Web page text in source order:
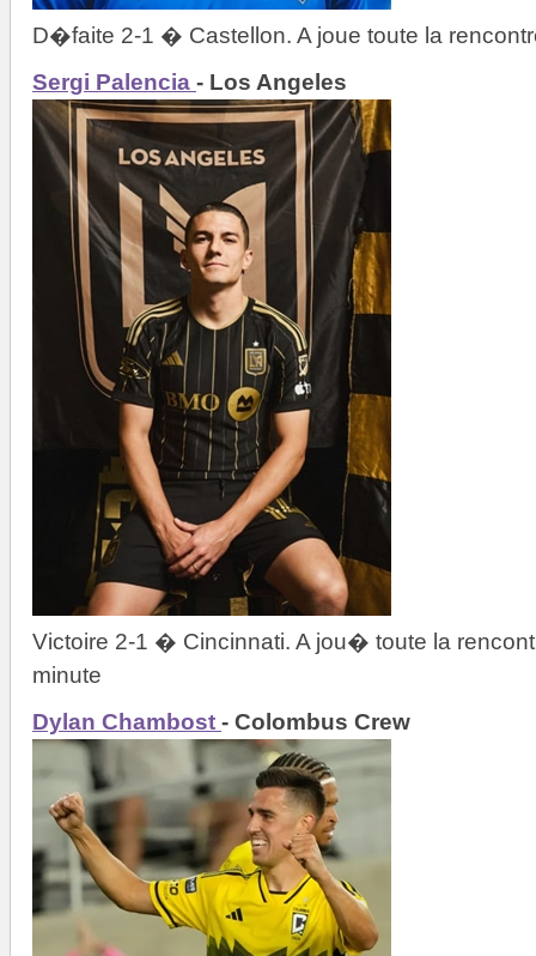
D�faite 2-1 � Castellon. A joue toute la
Sergi Palencia - Los Angeles
Victoire 2-1 � Cincinnati. A jou� toute la
minute
Dylan Chambost - Colombus Crew